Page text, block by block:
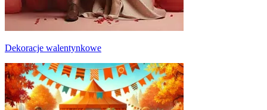
Dekoracje walentynkowe